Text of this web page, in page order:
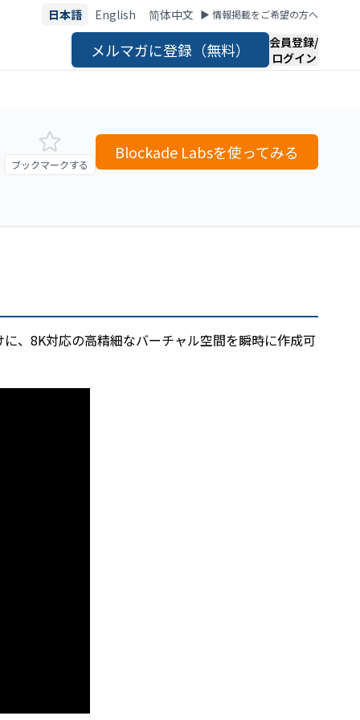
日本語 English 简体中文 ▶︎ 情報掲載をご希望の方へ
メルマガに登録（無料）
会員登録/
ログイン
ブックマークする
Blockade Labsを使ってみる
、8K対応の高精細なバーチャル空間を瞬時に作成可